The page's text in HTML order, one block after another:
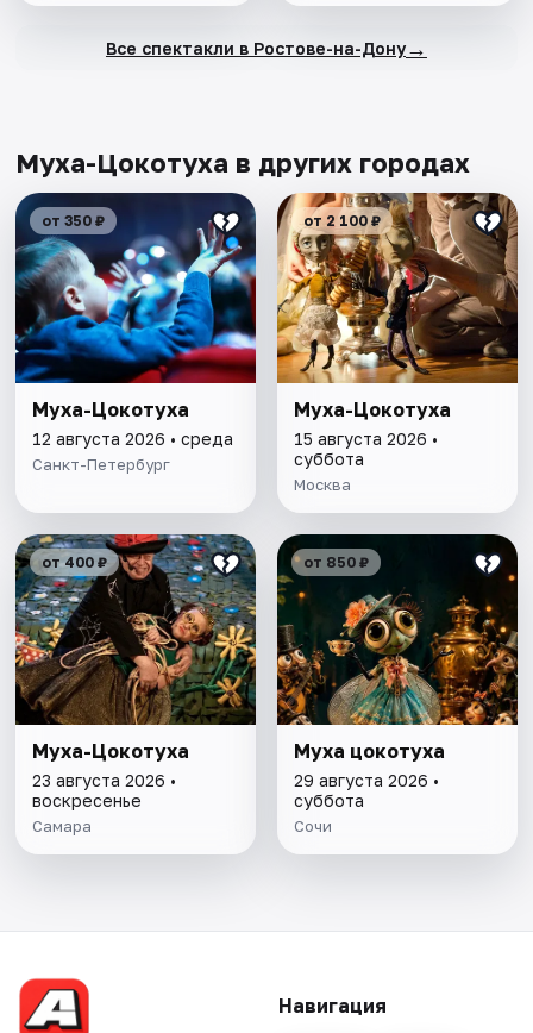
Все спектакли в Ростове-на-Дону→
Муха-Цокотуха в других городах
от 350 ₽
Муха-Цокотуха
12 августа 2026 • среда
Санкт-Петербург
от 2 100 ₽
Муха-Цокотуха
15 августа 2026 •
суббота
Москва
от 400 ₽
Муха-Цокотуха
23 августа 2026 •
воскресенье
Самара
от 850 ₽
Муха цокотуха
29 августа 2026 •
суббота
Сочи
Навигация